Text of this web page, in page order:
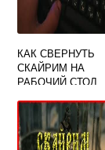
КАК СВЕРНУТЬ
СКАЙРИМ НА
РАБОЧИЙ СТОЛ